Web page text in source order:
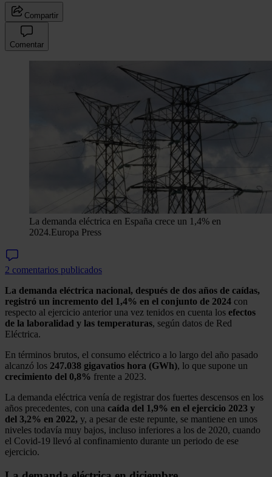
Compartir
Comentar
La demanda eléctrica en España crece un 1,4% en
2024.Europa Press
2 comentarios publicados
La demanda eléctrica nacional, después de dos años de caídas,
registró un incremento del 1,4% en el conjunto de 2024 con
respecto al ejercicio anterior una vez tenidos en cuenta los efectos
de la laboralidad y las temperaturas, según datos de Red
Eléctrica.
En términos brutos, el consumo eléctrico a lo largo del año pasado
alcanzó los 247.038 gigavatios hora (GWh), lo que supone un
crecimiento del 0,8% frente a 2023.
La demanda eléctrica venía de registrar dos fuertes descensos en los
años precedentes, con una caída del 1,9% en el ejercicio 2023 y
del 3,2% en 2022, y, a pesar de este repunte, se mantiene en unos
niveles todavía muy bajos, incluso inferiores a los de 2020, cuando
el Covid-19 llevó al confinamiento durante un periodo de ese
ejercicio.